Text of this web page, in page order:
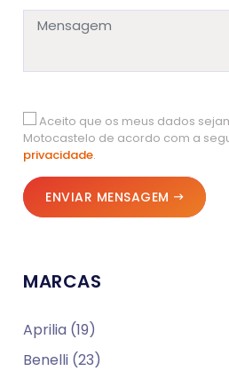
Aceito que os meus dados
Motocastelo de acordo com a
privacidade.
ENVIAR MENSAGEM
MARCAS
Aprilia (19)
Benelli (23)